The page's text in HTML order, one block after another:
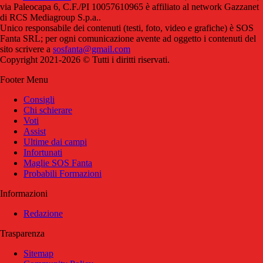
via Paleocapa 6, C.F./PI 10057610965 è affiliato al network Gazzanet
di RCS Mediagroup S.p.a..
Unico responsabile dei contenuti (testi, foto, video e grafiche) è SOS
Fanta SRL; per ogni comunicazione avente ad oggetto i contenuti del
sito scrivere a sosfanta@gmail.com
Copyright 2021-2026 © Tutti i diritti riservati.
Footer Menu
Consigli
Chi schierare
Voti
Assist
Ultime dai campi
Infortunati
Maglie SOS Fanta
Probabili Formazioni
Informazioni
Redazione
Trasparenza
Sitemap